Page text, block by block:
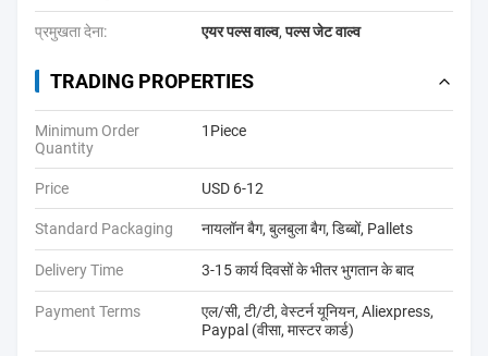
प्रमुखता देना: एयर पल्स वाल्व,पल्स जेट वाल्व
TRADING PROPERTIES
Minimum Order
Quantity
1Piece
Price USD 6-12
Standard Packaging नायलॉन बैग, बुलबुला बैग, डिब्बों, Pallets
Delivery Time 3-15 कार्य दिवसों के भीतर भुगतान के बाद
Payment Terms
एल/सी, टी/टी, वेस्टर्न यूनियन, Aliexpress,
Paypal (वीसा, मास्टर कार्ड)